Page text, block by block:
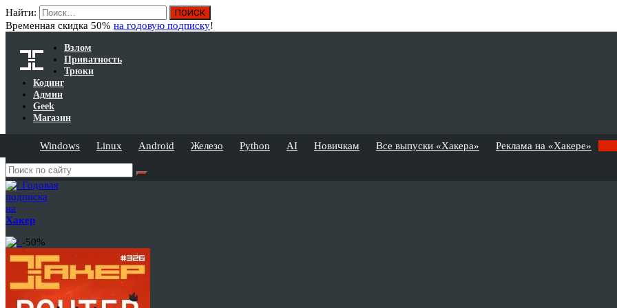
Найти:
Временная скидка 50% на годовую подписку!
Взлом
Приватность
Трюки
Кодинг
Админ
Geek
Магазин
Windows Linux Android Железо Python AI Новичкам Все выпуски «Хакера» Реклама на «Хакере»
Годовая
подписка
на
Хакер
-50%